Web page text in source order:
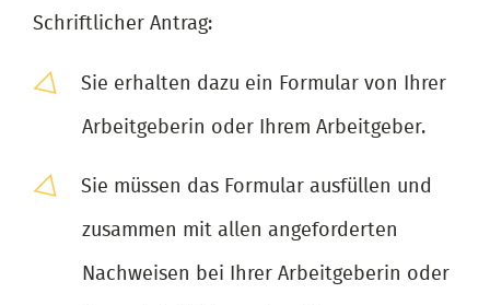
Schriftlicher Antrag:
Sie erhalten dazu ein Formular von Ihrer
Arbeitgeberin oder Ihrem Arbeitgeber.
Sie müssen das Formular ausfüllen und
zusammen mit allen angeforderten
Nachweisen bei Ihrer Arbeitgeberin oder